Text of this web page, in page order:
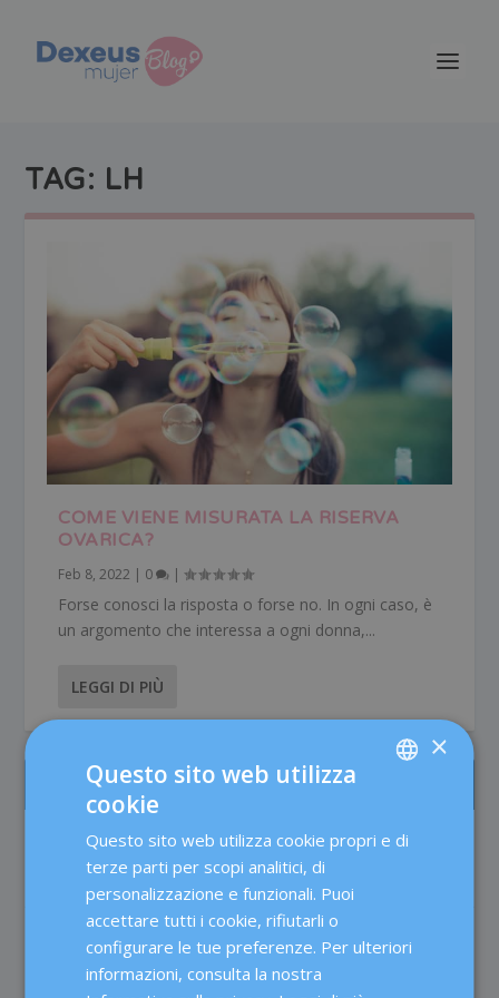
TAG: LH
COME VIENE MISURATA LA RISERVA
OVARICA?
Feb 8, 2022 | 0 |
Forse conosci la risposta o forse no. In ogni caso, è
un argomento che interessa a ogni donna,...
LEGGI DI PIÙ
IL PIÙ LETTO
L’assistenza alle pazienti di Medicina della
Riproduzione presso Dexeus Mujer
Fertilità
Il testosterone nella fecondazione in vitro:
migliora davvero le probabilità di
gravidanza?
CATALÀ
DEUTSCH
×
Questo sito web utilizza
cookie
Questo sito web utilizza cookie propri e di
terze parti per scopi analitici, di
personalizzazione e funzionali. Puoi
accettare tutti i cookie, rifiutarli o
configurare le tue preferenze. Per ulteriori
informazioni, consulta la nostra